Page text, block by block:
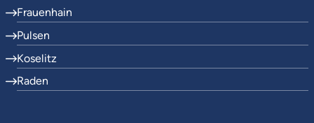
Frauenhain
Pulsen
Koselitz
Raden